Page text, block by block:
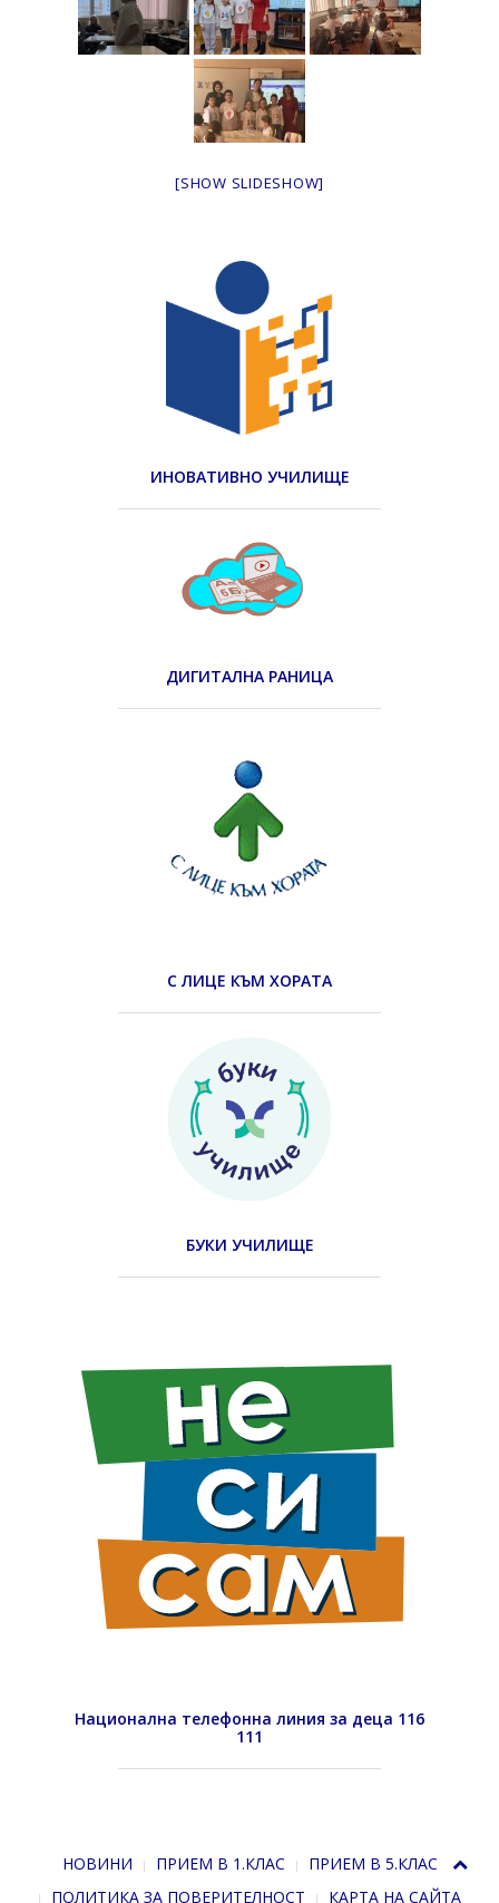
[SHOW SLIDESHOW]
ИНОВАТИВНО УЧИЛИЩЕ
ДИГИТАЛНА РАНИЦА
С ЛИЦЕ КЪМ ХОРАТА
БУКИ УЧИЛИЩЕ
Национална телефонна линия за деца 116
111
НОВИНИ ПРИЕМ В 1.КЛАС
ПРИЕМ В 5.КЛАС
ПОЛИТИКА ЗА ПОВЕРИТЕЛНОСТ
КАРТА НА САЙТА